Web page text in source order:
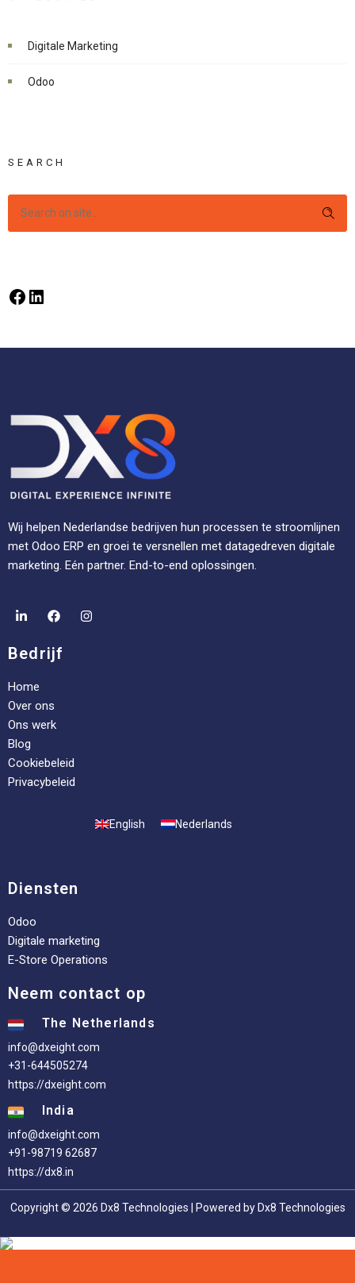
Digitale Marketing
Odoo
SEARCH
Wij helpen Nederlandse bedrijven hun processen te stroomlijnen
met Odoo ERP en groei te versnellen met datagedreven digitale
marketing. Eén partner. End-to-end oplossingen.
Bedrijf
Home
Over ons
Ons werk
Blog
Cookiebeleid
Privacybeleid
English Nederlands
Diensten
Odoo
Digitale marketing
E-Store Operations
Neem contact op
The Netherlands
info@dxeight.com
+31-644505274
https://dxeight.com
India
info@dxeight.com
+91-98719 62687
https://dx8.in
Copyright © 2026 Dx8 Technologies | Powered by Dx8 Technologies